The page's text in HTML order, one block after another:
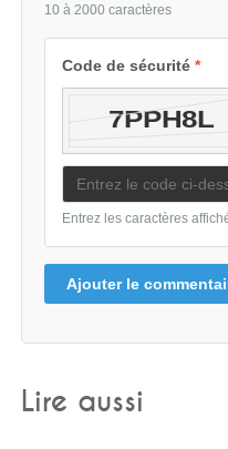
10 à 2000 caractères
Code de sécurité*
Entrez les caractères
Ajouter le
Lire aussi